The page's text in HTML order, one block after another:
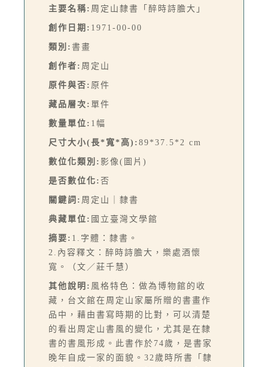
主要名稱: 周定山隸書「醉時詩膽大」
創作日期: 1971-00-00
類別: 書畫
創作者: 周定山
原件與否: 原件
藏品層次: 單件
數量單位: 1幅
尺寸大小(長*寬*高): 89*37.5*2 cm
數位化類別: 影像(圖片)
是否數位化: 否
關鍵詞: 周定山｜隸書
典藏單位: 國立臺灣文學館
摘要: 1.字體：隸書。
2.內容釋文：醉時詩膽大，樂處酒懷
寬。（文／莊千慧）
其他說明: 風格特色：做為博物館的收
藏，台文館在周定山家屬所贈的書畫作
品中，藉由書寫時期的比對，可以清楚
的看出周定山書風的變化，尤其是在隸
書的書風形成。此書作於74歲，是書家
晚年自成一家的面貌。32歲時所書「隸